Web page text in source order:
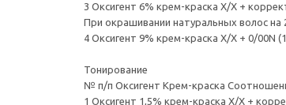
3 Оксигент 6% крем-краска Х/Х +
При окрашивании натуральных волос на
4 Оксигент 9% крем-краска Х/Х + 0/00N
Тонирование
№ п/п Оксигент Крем-краска
1 Оксигент 1,5% крем-краска Х/Х +